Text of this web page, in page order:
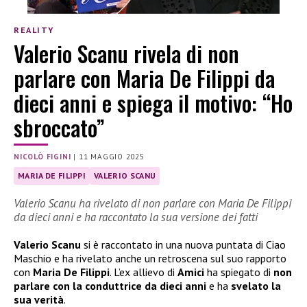
REALITY
Valerio Scanu rivela di non
parlare con Maria De Filippi da
dieci anni e spiega il motivo: “Ho
sbroccato”
NICOLÒ FIGINI | 11 MAGGIO 2025
MARIA DE FILIPPI VALERIO SCANU
Valerio Scanu ha rivelato di non parlare con Maria De Filippi
da dieci anni e ha raccontato la sua versione dei fatti
Valerio Scanu si è raccontato in una nuova puntata di Ciao
Maschio e ha rivelato anche un retroscena sul suo rapporto
con Maria De Filippi. L’ex allievo di Amici ha spiegato di non
parlare con la conduttrice da dieci anni e ha svelato la
sua verità.